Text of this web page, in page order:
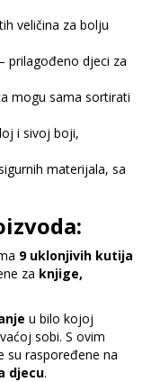
veličina za bolju
prilagođeno djeci za
mogu sama sortirati
i sivoj boji,
materijala, sa
9 uklonjivih kutija
za knjige,
u bilo kojoj
sobi. S ovim
su raspoređene na
djecu.